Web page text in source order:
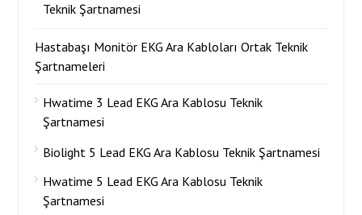
Teknik Şartnamesi
Hastabaşı Monitör EKG Ara Kabloları Ortak Teknik
Şartnameleri
Hwatime 3 Lead EKG Ara Kablosu Teknik
Şartnamesi
Biolight 5 Lead EKG Ara Kablosu Teknik Şartnamesi
Hwatime 5 Lead EKG Ara Kablosu Teknik
Şartnamesi